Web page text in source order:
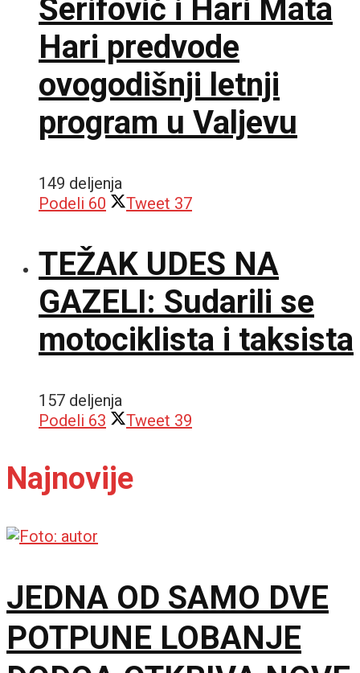
Šerifović i Hari Mata
Hari predvode
ovogodišnji letnji
program u Valjevu
149 deljenja
Podeli 60 Tweet 37
TEŽAK UDES NA
GAZELI: Sudarili se
motociklista i taksista
157 deljenja
Podeli 63 Tweet 39
Najnovije
JEDNA OD SAMO DVE
POTPUNE LOBANJE